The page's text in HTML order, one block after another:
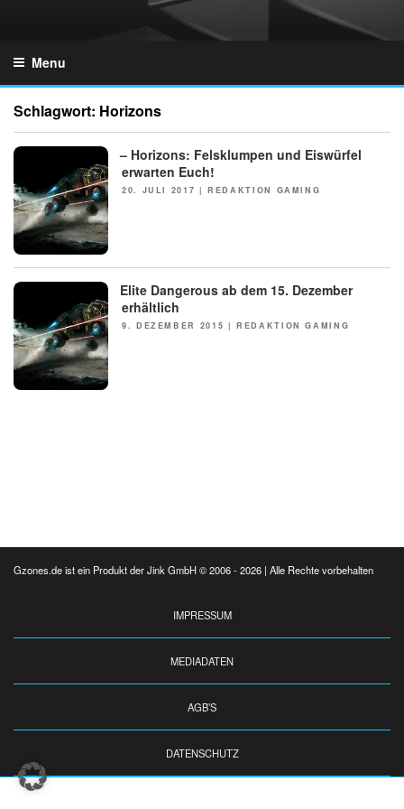
Menu
Schlagwort: Horizons
– Horizons: Felsklumpen und Eiswürfel
erwarten Euch!
POSTED
20. JULI 2017 |REDAKTION GAMING
Elite Dangerous ab dem 15. Dezember
erhältlich
POSTED
9. DEZEMBER 2015 |REDAKTION GAMING
Gzones.de ist ein Produkt der Jink GmbH © 2006 - 2026 | Alle Rechte vorbehalten
IMPRESSUM
MEDIADATEN
AGB’S
DATENSCHUTZ